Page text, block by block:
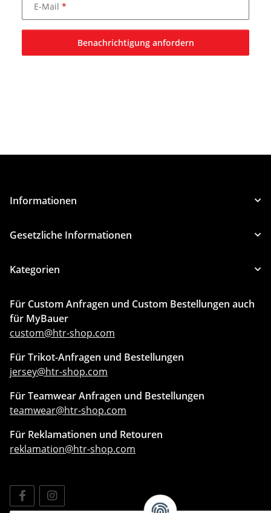
E-Mail
Benachrichtigung anfordern
Informationen
Gesetzliche Informationen
Kategorien
Für Custom Anfragen und Custom Bestellungen auch
für MyBauer
custom@htr-shop.com
Für Trikot-Anfragen und Bestellungen
jersey@htr-shop.com
Für Teamwear Anfragen und Bestellungen
teamwear@htr-shop.com
Für Reklamationen und Retouren
reklamation@htr-shop.com